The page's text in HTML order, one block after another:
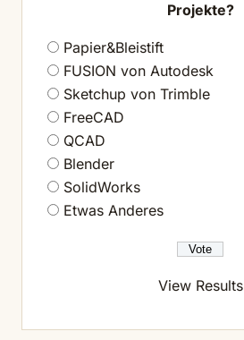
Projekte?
Papier&Bleistift
FUSION von Autodesk
Sketchup von Trimble
FreeCAD
QCAD
Blender
SolidWorks
Etwas Anderes
View Results